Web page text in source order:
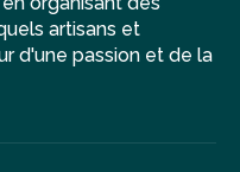
artisans et
d'une passion et de la